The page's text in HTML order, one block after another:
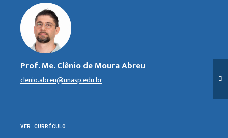
Prof. Me. Clênio de Moura Abreu
clenio.abreu@unasp.edu.br
VER CURRÍCULO